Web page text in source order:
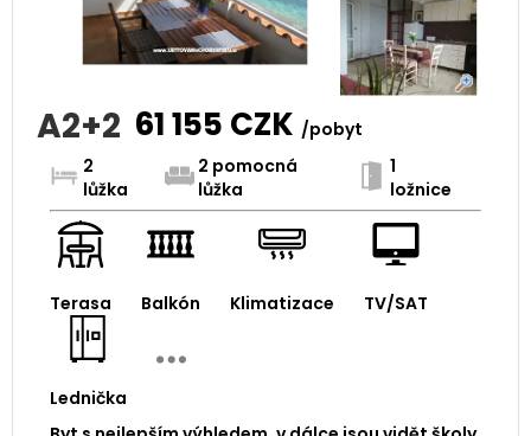
A2+2 61 155 CZK /pobyt
2
lůžka
2 pomocná
lůžka
1
ložnice
Terasa Balkón Klimatizace TV/SAT
Lednička